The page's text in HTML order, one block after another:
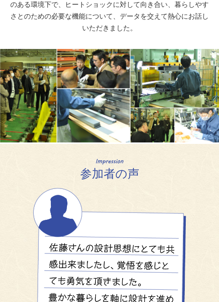
のある環境下で、ヒートショックに対して向き合い、暮らしやす
さとのための必要な機能について、データを交えて熱心にお話し
いただきました。
参加者の声